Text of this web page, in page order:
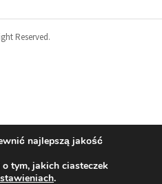
Reserved.
najlepszą jakość
tym, jakich ciasteczek
.